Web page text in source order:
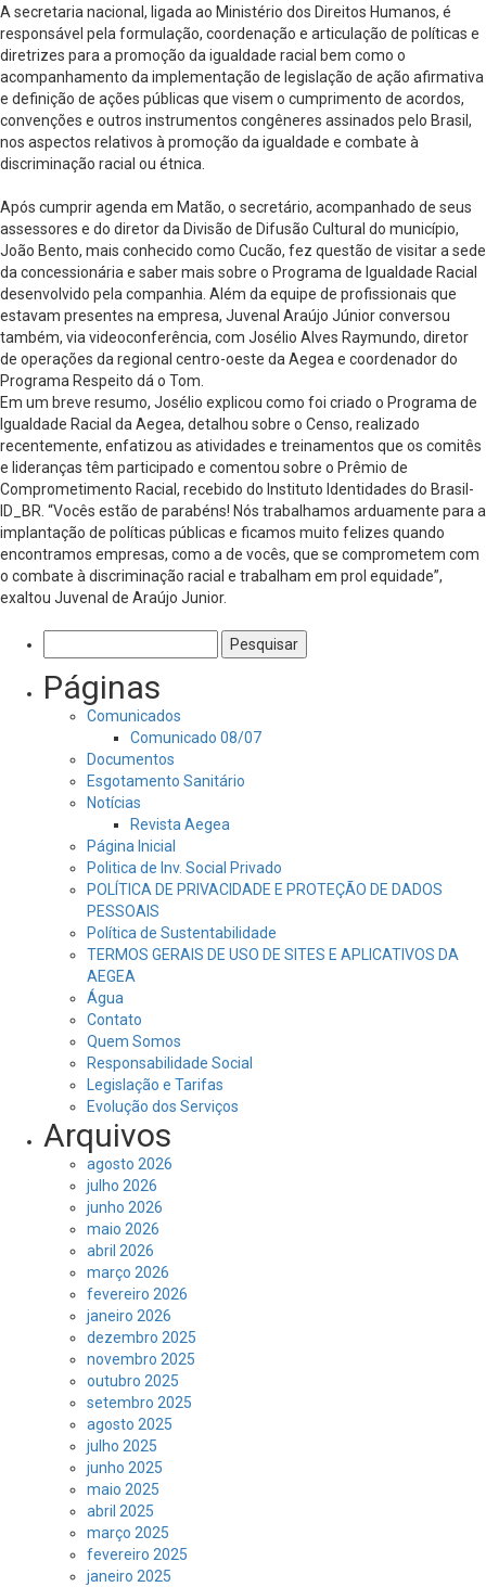
A secretaria nacional, ligada ao Ministério dos Direitos Humanos, é
responsável pela formulação, coordenação e articulação de políticas e
diretrizes para a promoção da igualdade racial bem como o
acompanhamento da implementação de legislação de ação afirmativa
e definição de ações públicas que visem o cumprimento de acordos,
convenções e outros instrumentos congêneres assinados pelo Brasil,
nos aspectos relativos à promoção da igualdade e combate à
discriminação racial ou étnica.
Após cumprir agenda em Matão, o secretário, acompanhado de seus
assessores e do diretor da Divisão de Difusão Cultural do município,
João Bento, mais conhecido como Cucão, fez questão de visitar a sede
da concessionária e saber mais sobre o Programa de Igualdade Racial
desenvolvido pela companhia. Além da equipe de profissionais que
estavam presentes na empresa, Juvenal Araújo Júnior conversou
também, via videoconferência, com Josélio Alves Raymundo, diretor
de operações da regional centro-oeste da Aegea e coordenador do
Programa Respeito dá o Tom.
Em um breve resumo, Josélio explicou como foi criado o Programa de
Igualdade Racial da Aegea, detalhou sobre o Censo, realizado
recentemente, enfatizou as atividades e treinamentos que os comitês
e lideranças têm participado e comentou sobre o Prêmio de
Comprometimento Racial, recebido do Instituto Identidades do Brasil-
ID_BR. “Vocês estão de parabéns! Nós trabalhamos arduamente para a
implantação de políticas públicas e ficamos muito felizes quando
encontramos empresas, como a de vocês, que se comprometem com
o combate à discriminação racial e trabalham em prol equidade”,
exaltou Juvenal de Araújo Junior.
por:
Páginas
Comunicados
Comunicado 08/07
Documentos
Esgotamento Sanitário
Notícias
Revista Aegea
Página Inicial
Politica de Inv. Social Privado
POLÍTICA DE PRIVACIDADE E PROTEÇÃO DE DADOS
PESSOAIS
Política de Sustentabilidade
TERMOS GERAIS DE USO DE SITES E APLICATIVOS DA
AEGEA
Água
Contato
Quem Somos
Responsabilidade Social
Legislação e Tarifas
Evolução dos Serviços
Arquivos
agosto 2026
julho 2026
junho 2026
maio 2026
abril 2026
março 2026
fevereiro 2026
janeiro 2026
dezembro 2025
novembro 2025
outubro 2025
setembro 2025
agosto 2025
julho 2025
junho 2025
maio 2025
abril 2025
março 2025
fevereiro 2025
janeiro 2025